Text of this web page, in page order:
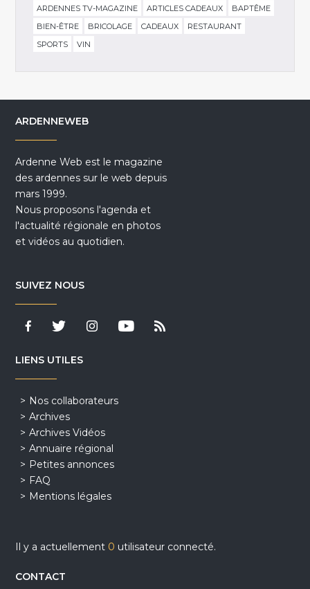
ARDENNES TV-MAGAZINE
ARTICLES CADEAUX
BAPTÊME
BIEN-ÊTRE
BRICOLAGE CADEAUX
RESTAURANT
SPORTS
VIN
ARDENNEWEB
Ardenne Web est le magazine
des ardennes sur le web depuis
mars 1999.
Nous proposons l'agenda et
l'actualité régionale en photos
et vidéos au quotidien.
SUIVEZ NOUS
LIENS UTILES
Nos collaborateurs
Archives
Archives Vidéos
Annuaire régional
Petites annonces
FAQ
Mentions légales
Il y a actuellement 0 utilisateur connecté.
CONTACT